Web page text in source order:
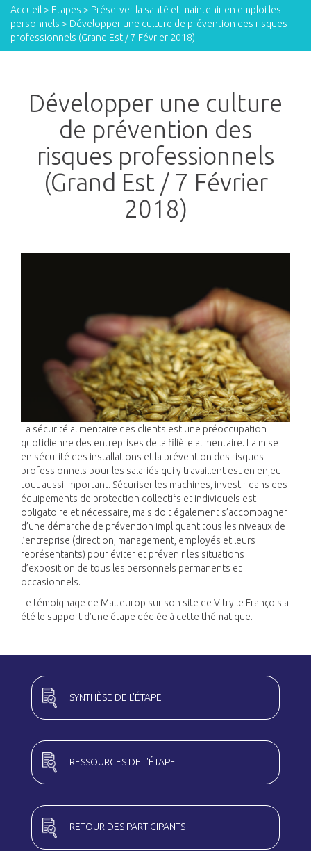
Accueil > Etapes > Préserver la santé et maintenir en emploi les
personnels > Développer une culture de prévention des risques
professionnels (Grand Est / 7 Février 2018)
Développer une culture
de prévention des
risques professionnels
(Grand Est / 7 Février
2018)
La sécurité alimentaire des clients est une préoccupation
quotidienne des entreprises de la filière alimentaire. La mise
en sécurité des installations et la prévention des risques
professionnels pour les salariés qui y travaillent est en enjeu
tout aussi important. Sécuriser les machines, investir dans des
équipements de protection collectifs et individuels est
obligatoire et nécessaire, mais doit également s’accompagner
d’une démarche de prévention impliquant tous les niveaux de
l’entreprise (direction, management, employés et leurs
représentants) pour éviter et prévenir les situations
d’exposition de tous les personnels permanents et
occasionnels.
Le témoignage de Malteurop sur son site de Vitry le François a
été le support d’une étape dédiée à cette thématique.
SYNTHÈSE DE L'ÉTAPE
RESSOURCES DE L'ÉTAPE
RETOUR DES PARTICIPANTS